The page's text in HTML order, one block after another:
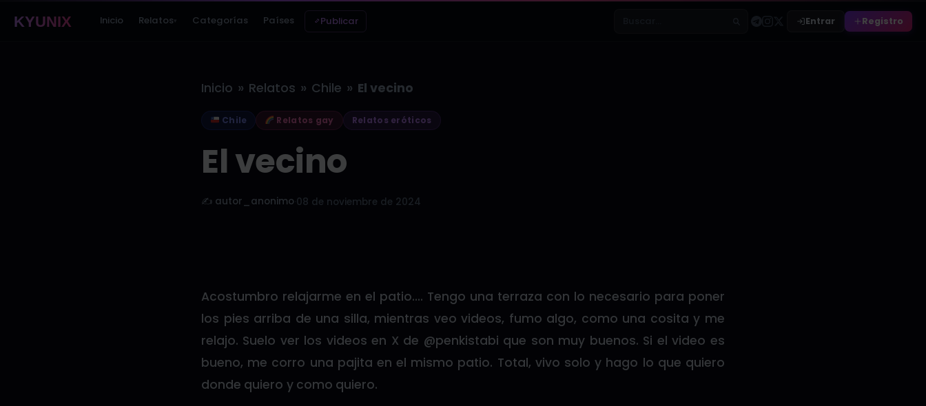
KYUNIX Inicio Relatos▾ Categorías Países Publicar Entrar Registro
Inicio » Relatos » Chile » El vecino
Chile Relatos gay Relatos eróticos
El vecino
✍️ autor_anonimo 08 de noviembre de 2024
Acostumbro relajarme en el patio…. Tengo una terraza con lo necesario para poner
los pies arriba de una silla, mientras veo videos, fumo algo, como una cosita y me
relajo. Suelo ver los videos en X de @penkistabi que son muy buenos. Si el video es
bueno, me corro una pajita en el mismo patio. Total, vivo solo y hago lo que quiero
donde quiero y como quiero.